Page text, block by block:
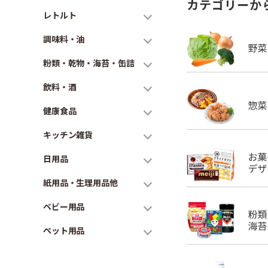
レトルト
調味料・油
粉類・乾物・海苔・缶詰
飲料・酒
健康食品
キッチン雑貨
日用品
紙用品・生理用品他
ベビー用品
ペット用品
カテゴリーか